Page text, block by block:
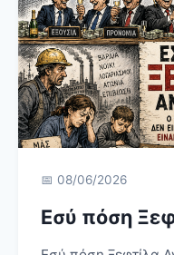
📅 08/06/2026
Εσύ πόση